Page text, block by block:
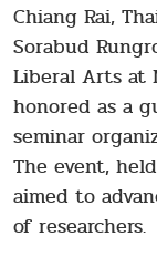
Chiang Rai,
Sorabud
Liberal Arts at
honored as a
seminar
The event,
aimed to
of researchers.